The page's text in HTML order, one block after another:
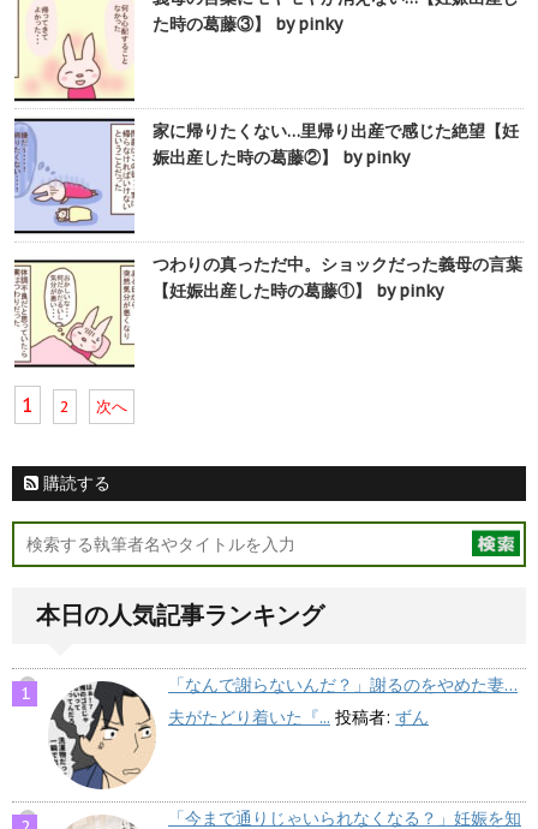
た時の葛藤③】 by pinky
家に帰りたくない…里帰り出産で感じた絶望【妊
娠出産した時の葛藤②】 by pinky
つわりの真っただ中。ショックだった義母の言葉
【妊娠出産した時の葛藤①】 by pinky
1 2 次へ
購読する
本日の人気記事ランキング
「なんで謝らないんだ？」謝るのをやめた妻…
夫がたどり着いた『... 投稿者: ずん
「今まで通りじゃいられなくなる？」妊娠を知